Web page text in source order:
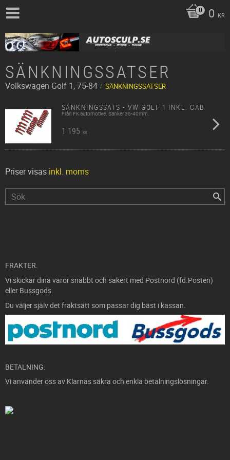
0 KR
SÄNKNINGSSATSER
Volkswagen Golf 1, 75-84 SÄNKNINGSSATSER
SÄNKNINGSSATS - VW GOLF 1 INKL. CAB
Från FK automotive. Sänker 35-40mm.
1 195 KR
Priser visas inkl. moms
FRAKTER.
Vi skickar dina varor snabbt och säkert med Postnord (fd.Posten)
eller Bussgods.
Du väljer själv det fraktsätt som passar dig bäst i kassan.
BETALNING.
Vi använder oss av Klarnas säkra och enkla betalningslösningar.